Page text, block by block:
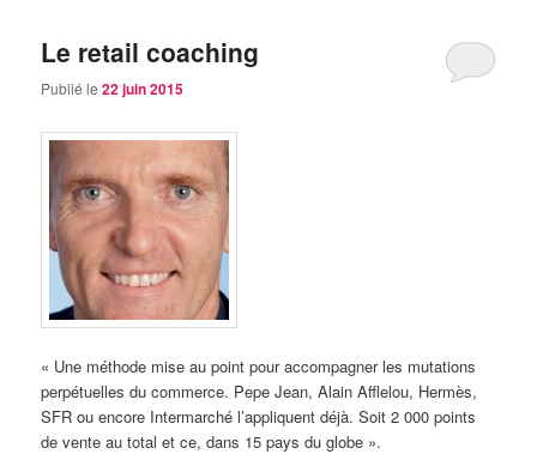
Le retail coaching
Publié le22 juin 2015
« Une méthode mise au point pour accompagner les mutations
perpétuelles du commerce. Pepe Jean, Alain Afflelou, Hermès,
SFR ou encore Intermarché l’appliquent déjà. Soit 2 000 points
de vente au total et ce, dans 15 pays du globe ».